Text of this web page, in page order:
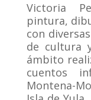
Victoria
pintura,
con
de cultura
ámbito
cuentos
Montena-